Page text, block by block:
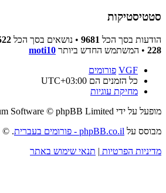
סטטיסטיקות
הודעות בסך הכל 9681 • נושאים בסך הכל
228 • המשתמש החדש ביותר moti10
VGF פורומים
כל הזמנים הם UTC+03:00
מחיקת עוגיות
מופעל על ידי Software © phpBB Limited
מבוסס על phpBB.co.il - פורומים בעברית
. © 2017 - phpBB.co.il.
מדיניות הפרטיות | תנאי שימוש באתר